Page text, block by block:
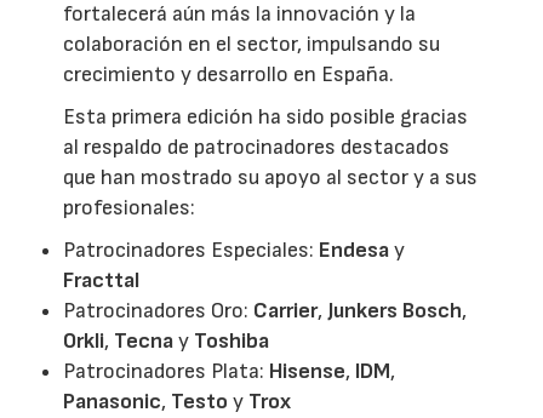
fortalecerá aún más la innovación y la
colaboración en el sector, impulsando su
crecimiento y desarrollo en España.
Esta primera edición ha sido posible gracias
al respaldo de patrocinadores destacados
que han mostrado su apoyo al sector y a sus
profesionales:
Patrocinadores Especiales: Endesay
Fracttal
Patrocinadores Oro: Carrier,Junkers Bosch,
Orkli, Tecnay Toshiba
Patrocinadores Plata: Hisense, IDM,
Panasonic, Testoy Trox